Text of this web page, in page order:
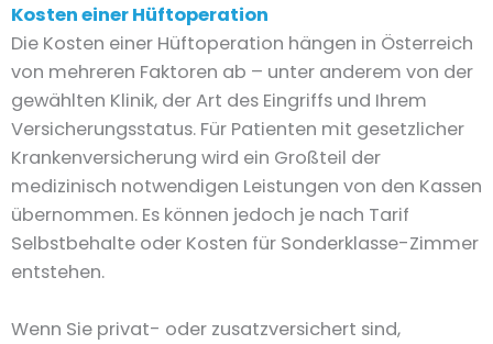
Kosten einer Hüftoperation
Die Kosten einer Hüftoperation hängen in Österreich
von mehreren Faktoren ab – unter anderem von der
gewählten Klinik, der Art des Eingriffs und Ihrem
Versicherungsstatus. Für Patienten mit gesetzlicher
Krankenversicherung wird ein Großteil der
medizinisch notwendigen Leistungen von den Kassen
übernommen. Es können jedoch je nach Tarif
Selbstbehalte oder Kosten für Sonderklasse-Zimmer
entstehen.
Wenn Sie privat- oder zusatzversichert sind,